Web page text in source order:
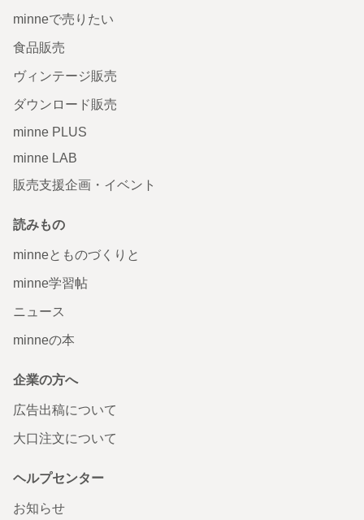
minneで売りたい
食品販売
ヴィンテージ販売
ダウンロード販売
minne PLUS
minne LAB
販売支援企画・イベント
読みもの
minneとものづくりと
minne学習帖
ニュース
minneの本
企業の方へ
広告出稿について
大口注文について
ヘルプセンター
お知らせ